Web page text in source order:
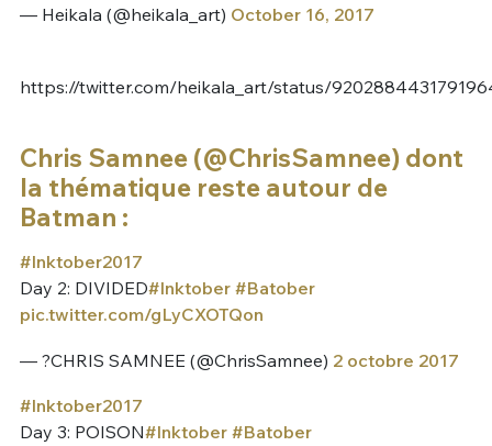
— Heikala (@heikala_art) October 16, 2017
https://twitter.com/heikala_art/status/
Chris Samnee (@ChrisSamnee) dont
la thématique reste autour de
Batman :
#Inktober2017
Day 2: DIVIDED#Inktober #Batober
pic.twitter.com/gLyCXOTQon
— ?CHRIS SAMNEE (@ChrisSamnee) 2 octobre 2017
#Inktober2017
Day 3: POISON#Inktober #Batober